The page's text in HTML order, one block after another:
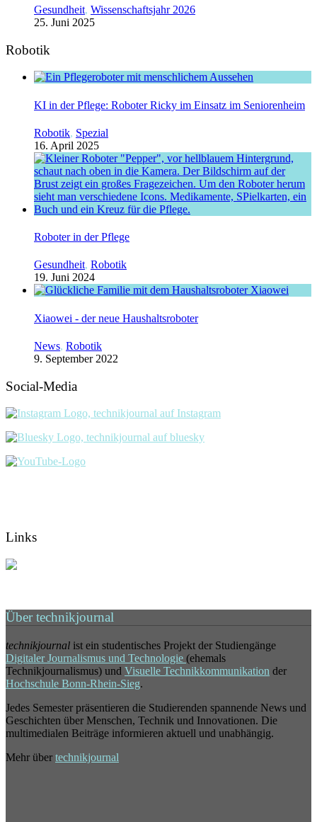
Gesundheit, Wissenschaftsjahr 2026
25. Juni 2025
Robotik
KI in der Pflege: Roboter Ricky im Einsatz im Seniorenheim
Robotik, Spezial
16. April 2025
Roboter in der Pflege
Gesundheit, Robotik
19. Juni 2024
Xiaowei - der neue Haushaltsroboter
News, Robotik
9. September 2022
Social-Media
Links
Über technikjournal
technikjournal ist ein studentisches Projekt der Studiengänge
Digitaler Journalismus und Technologie (ehemals
Technikjournalismus) und Visuelle Technikkommunikation der
Hochschule Bonn-Rhein-Sieg.
Jedes Semester präsentieren die Studierenden spannende News und
Geschichten über Menschen, Technik und Innovationen. Die
multimedialen Beiträge informieren aktuell und unabhängig.
Mehr über technikjournal